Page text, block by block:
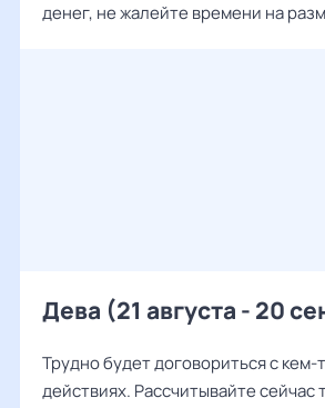
денег, не жалейте времени на
Дева (21 августа - 20
Трудно будет договориться с
действиях. Рассчитывайте сейчас